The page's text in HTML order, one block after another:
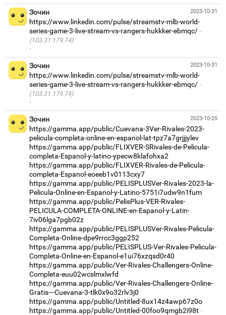
2023-10-31
Зочин
https://www.linkedin.com/pulse/streamstv-mlb-world-
series-game-3-live-stream-vs-rangers-hukkker-ebmqc/
(103.31.179.74)
·
2023-10-31
Зочин
https://www.linkedin.com/pulse/streamstv-mlb-world-
series-game-3-live-stream-vs-rangers-hukkker-ebmqc/
(103.31.179.74)
·
2023-10-25
Зочин
https://gamma.app/public/Cuevana-3Ver-Rivales-2023-
pelicula-completa-online-en-espanol-lat-tpz7a7grjjjylev
https://gamma.app/public/FLIXVER-SRivales-de-Pelicula-
completa-Espanol-y-latino-ypecw8klafohxa2
https://gamma.app/public/FLIXVER-Rivales-de-Pelicula-
completa-Espanol-eoeeb1v0113cxy7
https://gamma.app/public/PELISPLUSVer-Rivales-2023-la-
Pelicula-Online-en-Espanol-y-Latino-5751i7udw9n1fum
https://gamma.app/public/PelisPlus-VER-Rivales-
PELICULA-COMPLETA-ONLINE-en-Espanol-y-Latin-
7iv06lga7pgb02z
https://gamma.app/public/PELISPLUSVer-Rivales-Pelicula-
Completa-Online-dpe9rrcc3ggp252
https://gamma.app/public/PELISPLUS-Ver-Rivales-Pelicula-
Completa-Online-en-Espanol-e1ui76xzqsd0r40
https://gamma.app/public/Ver-Rivales-Challengers-Online-
Completa-euu02wcslmxlwfd
https://gamma.app/public/Ver-Rivales-Challengers-Online-
Gratis---Cuevana-3-tlk0x9o32rlv3j0
https://gamma.app/public/Untitled-8ux14z4awp67z0o
https://gamma.app/public/Untitled-00foo9qmgb2i98t